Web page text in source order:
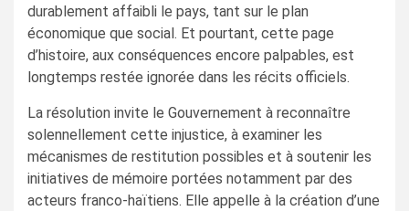
durablement affaibli le pays, tant sur le plan
économique que social. Et pourtant, cette page
d’histoire, aux conséquences encore palpables, est
longtemps restée ignorée dans les récits officiels.
La résolution invite le Gouvernement à reconnaître
solennellement cette injustice, à examiner les
mécanismes de restitution possibles et à soutenir les
initiatives de mémoire portées notamment par des
acteurs franco-haïtiens. Elle appelle à la création d’une